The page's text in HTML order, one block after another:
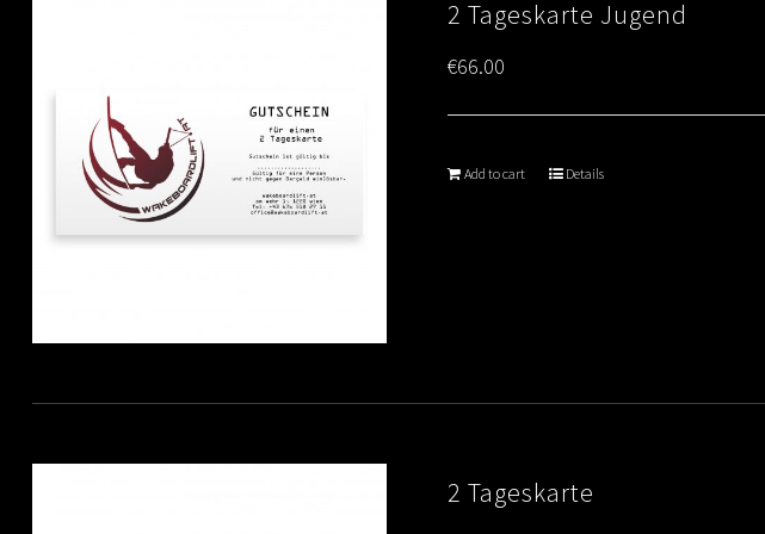
2 Tageskarte Jugend
€66.00
Add to cart Details
2 Tageskarte